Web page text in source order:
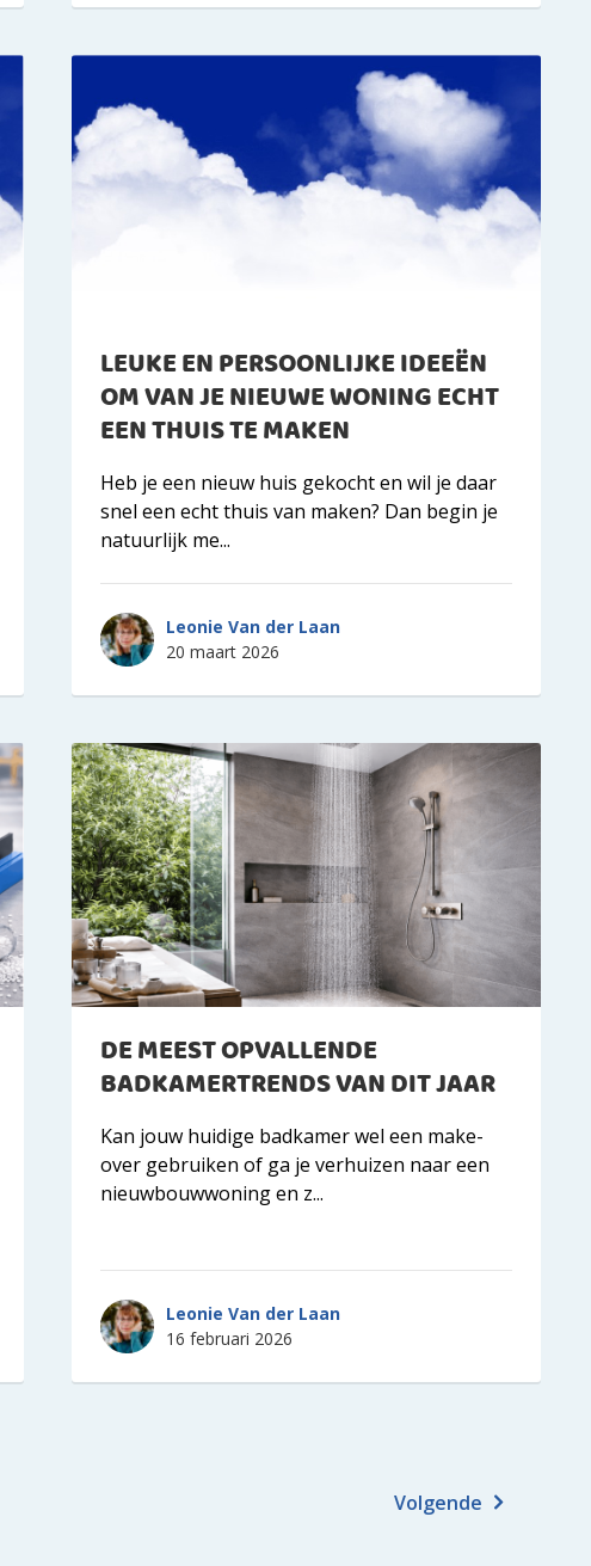
LEUKE EN PERSOONLIJKE IDEEËN
OM VAN JE NIEUWE WONING ECHT
EEN THUIS TE MAKEN
Heb je een nieuw huis gekocht en wil je daar
snel een echt thuis van maken? Dan begin je
natuurlijk me...
Leonie Van der Laan
20 maart 2026
DE MEEST OPVALLENDE
BADKAMERTRENDS VAN DIT JAAR
Kan jouw huidige badkamer wel een make-
over gebruiken of ga je verhuizen naar een
nieuwbouwwoning en z...
Leonie Van der Laan
16 februari 2026
Volgende